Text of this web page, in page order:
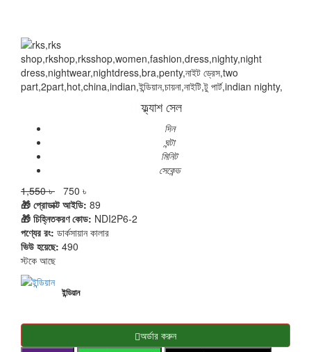
ফ্ল্যাশ সেল
দিন
ঘন্টা
মিনিট
সেকেন্ড
1,550 ৳ 750 ৳
🎁 প্রোডাক্ট আইডি: 89
🎁 চিহ্নিতকরণ কোড: NDI2P6-2
পণ্যের রং: ডার্কসায়ান কালার
ভিউ হয়েছে: 490
স্টকে আছে
ইন্ডিয়ান
অর্ডার করুন